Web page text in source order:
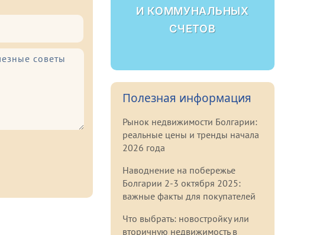
И КОММУНАЛЬНЫХ
СЧЕТОВ
Полезная информация
Рынок недвижимости Болгарии:
реальные цены и тренды начала
2026 года
Наводнение на побережье
Болгарии 2-3 октября 2025:
важные факты для покупателей
Что выбрать: новостройку или
вторичную недвижимость в